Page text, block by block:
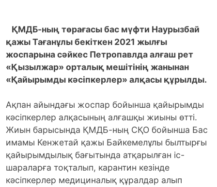
ҚМДБ-ның төрағасы бас мүфти Наурызбай
қажы Тағанұлы бекіткен 2021 жылғы
жоспарына сәйкес Петропавлда алғаш рет
«Қызылжар» орталық мешітінің жанынан
«Қайырымды кәсіпкерлер» алқасы құрылды.
Ақпан айындағы жоспар бойынша қайырымды
кәсіпкерлер алқасының алғашқы жиыны өтті.
Жиын барысында ҚМДБ-ның СҚО бойынша Бас
имамы Кенжетай қажы Байкемелұлы былтырғы
қайырымдылық бағытында атқарылған іс-
шараларға тоқталып, карантин кезінде
кәсіпкерлер медициналық құралдар алып